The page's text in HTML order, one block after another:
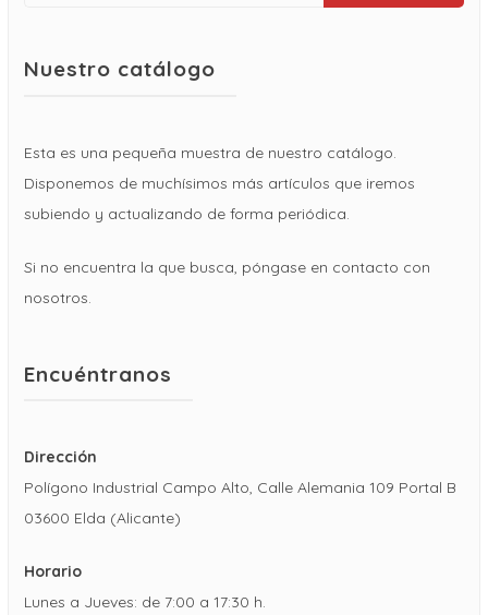
Nuestro catálogo
Esta es una pequeña muestra de nuestro catálogo.
Disponemos de muchísimos más artículos que iremos
subiendo y actualizando de forma periódica.
Si no encuentra la que busca, póngase en contacto con
nosotros.
Encuéntranos
Dirección
Polígono Industrial Campo Alto, Calle Alemania 109 Portal B
03600 Elda (Alicante)
Horario
Lunes a Jueves: de 7:00 a 17:30 h.